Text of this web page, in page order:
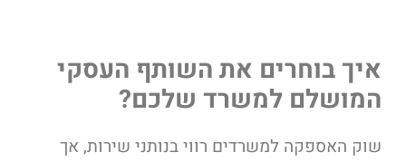
איך בוחרים את השותף העסקי
המושלם למשרד שלכם?
שוק האספקה למשרדים רווי בנותני שירות, אך